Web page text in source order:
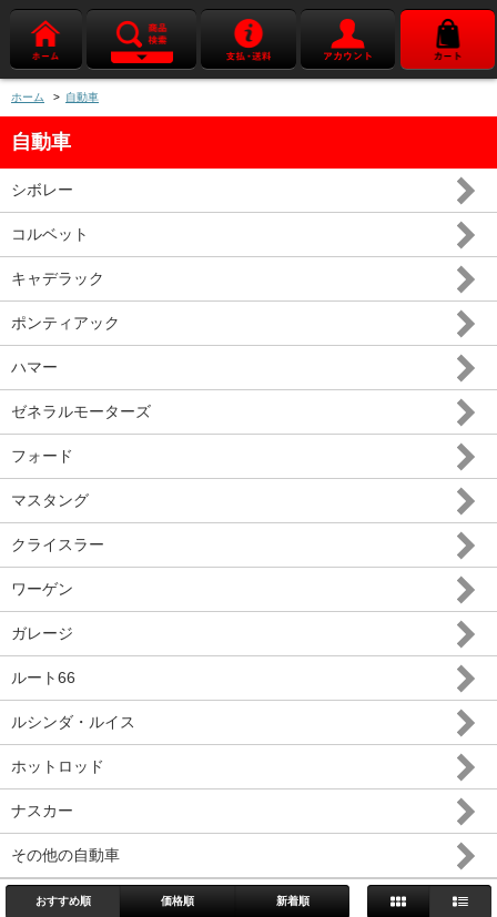
ホーム > 自動車
自動車
シボレー
コルベット
キャデラック
ポンティアック
ハマー
ゼネラルモーターズ
フォード
マスタング
クライスラー
ワーゲン
ガレージ
ルート66
ルシンダ・ルイス
ホットロッド
ナスカー
その他の自動車
おすすめ順 価格順 新着順